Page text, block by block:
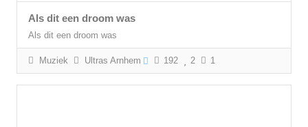
Als dit een droom was
Als dit een droom was
Muziek Ultras Arnhem 192 2 1